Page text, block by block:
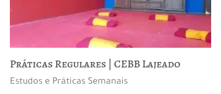
Práticas Regulares | CEBB Lajeado
Estudos e Práticas Semanais